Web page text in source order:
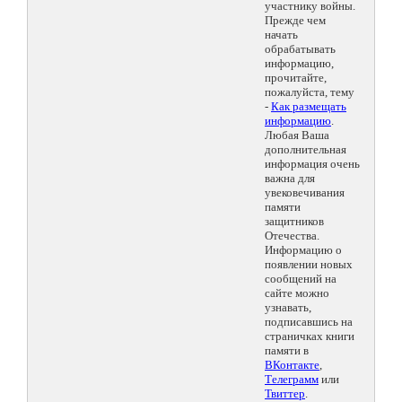
участнику войны.
Прежде чем
начать
обрабатывать
информацию,
прочитайте,
пожалуйста, тему
- Как размещать
информацию.
Любая Ваша
дополнительная
информация очень
важна для
увековечивания
памяти
защитников
Отечества.
Информацию о
появлении новых
сообщений на
сайте можно
узнавать,
подписавшись на
страничках книги
памяти в
ВКонтакте,
Телеграмм или
Твиттер.